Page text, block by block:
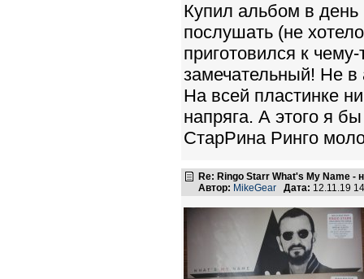
Купил альбом в день
послушать (не
приготовился к
замечательный! Не
На всей пластинке
напряга. А этого я
СтарРина Ринго
Re: Ringo Starr What's My Name
Автор: MikeGear Дата: 12.11.19